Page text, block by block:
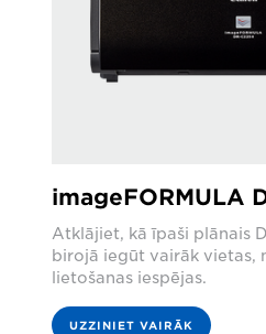
imageFORMULA
Atklājiet, kā īpaši plānais
birojā iegūt vairāk vietas,
lietošanas iespējas.
UZZINIET VAIRĀK